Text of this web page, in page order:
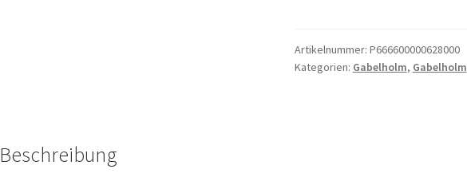
Artikelnummer: P666600000628000
Kategorien: Gabelholm, Gabelholm
Beschreibung